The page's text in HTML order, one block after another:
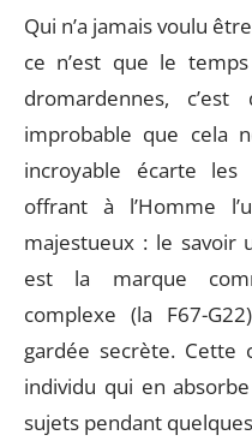
Qui n’a jamais voulu
ce n’est que le
dromardennes, c’est
improbable que cela
incroyable écarte
offrant à l’Homme
majestueux : le savoir
est la marque
complexe (la F67-
gardée secrète. Cette
individu qui en
sujets pendant